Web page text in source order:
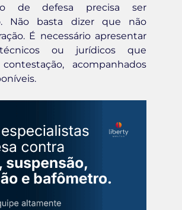
de defesa precisa ser
Não basta dizer que não
É necessário apresentar
ou jurídicos que
acompanhados